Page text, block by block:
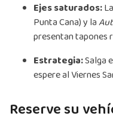
Ejes saturados:La
Punta Cana) y la
presentan tapones
Estrategia:Salga
espere al Viernes
Reserve su